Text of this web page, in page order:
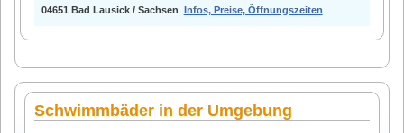
04651 Bad Lausick / Sachsen
Infos, Preise, Öffnungszeiten
Schwimmbäder in der Umgebung